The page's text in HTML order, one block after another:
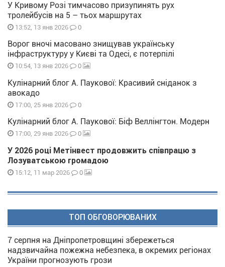
У Кривому Розі тимчасово призупинять рух
тролейбусів на 5 – тьох маршрутах
13:52, 13 янв 2026 0
Ворог вночі масовано знищував українську
інфраструктуру у Києві та Одесі, є потерпілі
10:54, 13 янв 2026 0
Кулінарний блог А. Паукової: Красивий сніданок з
авокадо
17:00, 25 янв 2026 0
Кулінарний блог А. Паукової: Біф Веллінгтон. Модерн
17:00, 29 янв 2026 0
У 2026 році Метінвест продовжить співпрацю з
Лозуватською громадою
15:12, 11 мар 2026 0
ТОП ОБГОВОРЮВАНИХ
7 серпня на Дніпропетровщині збережеться
надзвичайна пожежна небезпека, в окремих регіонах
України прогнозують грози